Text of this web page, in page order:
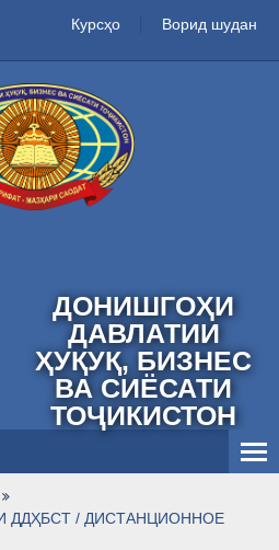
Курсҳо Ворид шудан
ДОНИШГОҲИ
ДАВЛАТИИ
ҲУҚУҚ, БИЗНЕС
ВА СИЁСАТИ
ТОҶИКИСТОН
ДДҲБСТ / ДИСТАНЦИОННОЕ